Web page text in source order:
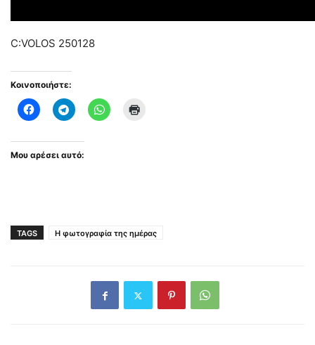
C:VOLOS 250128
Κοινοποιήστε:
Μου αρέσει αυτό:
TAGS Η φωτογραφία της ημέρας